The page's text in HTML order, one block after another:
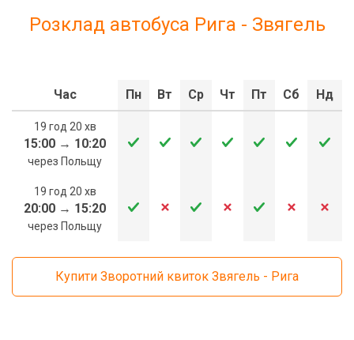
Розклад автобуса Рига - Звягель
Час Пн Вт Ср Чт Пт Сб Нд
19 год 20 хв
15:00 → 10:20
через Польщу
19 год 20 хв
20:00 → 15:20
через Польщу
Купити Зворотний квиток Звягель - Рига